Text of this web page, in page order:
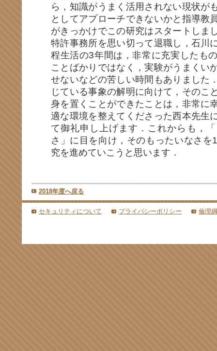
ら，知識がうまく活用されない現状が
としてアプローチできないかと指導教
がきっかけでこの研究はスタートしま
特許事務所を思い切って退職し，石川
程生活の3年間は，非常に充実したも
ことばかりではなく，実験がうまくい
せないなどの苦しい時間もありました
じている事象の解明に向けて，そのこ
身を置くことができたことは，非常に
適な環境を整えてくださった西本先生
て御礼申し上げます．これからも，
さ」に目を向け，そのもったいなさ
究を進めていこうと思います．
2018年度へ戻る
セキュリティについて プライバシーポリシー 倫理